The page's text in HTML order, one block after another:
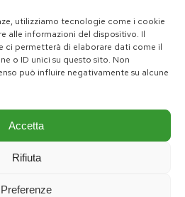
utilizziamo tecnologie come i cookie
alle informazioni del dispositivo. Il
ci permetterà di elaborare dati come il
o ID unici su questo sito. Non
può influire negativamente su alcune
Accetta
Rifiuta
Preferenze
PD Lombardia
Pagina Youtube Gruppo PD Lombardia